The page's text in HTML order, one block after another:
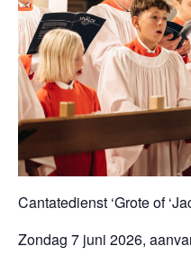
Cantatedienst ‘Grote of
Zondag 7 juni 2026,